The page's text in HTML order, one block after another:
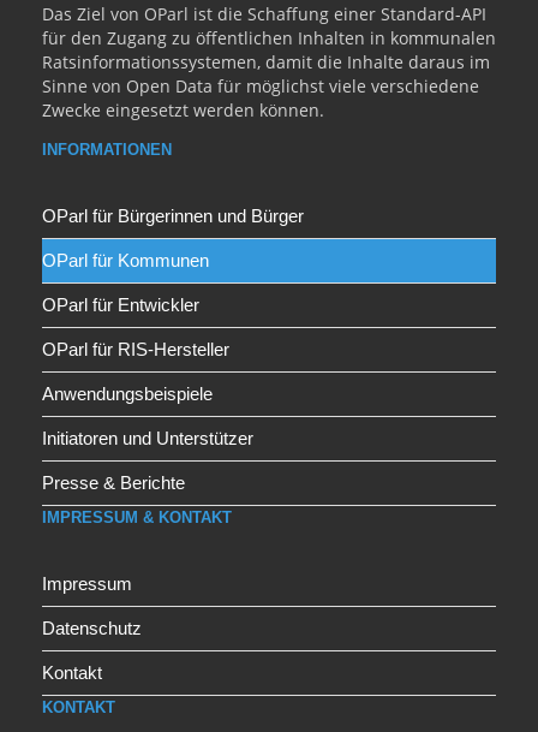
Das Ziel von OParl ist die Schaffung einer Standard-API
für den Zugang zu öffentlichen Inhalten in kommunalen
Ratsinformationssystemen, damit die Inhalte daraus im
Sinne von Open Data für möglichst viele verschiedene
Zwecke eingesetzt werden können.
INFORMATIONEN
OParl für Bürgerinnen und Bürger
OParl für Kommunen
OParl für Entwickler
OParl für RIS-Hersteller
Anwendungsbeispiele
Initiatoren und Unterstützer
Presse & Berichte
IMPRESSUM & KONTAKT
Impressum
Datenschutz
Kontakt
KONTAKT